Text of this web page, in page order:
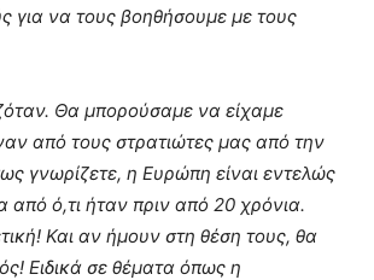
για να τους βοηθήσουμε με τους
Θα μπορούσαμε να είχαμε
από τους στρατιώτες μας από την
γνωρίζετε, η Ευρώπη είναι εντελώς
από ό,τι ήταν πριν από 20 χρόνια.
Και αν ήμουν στη θέση τους, θα
Ειδικά σε θέματα όπως η